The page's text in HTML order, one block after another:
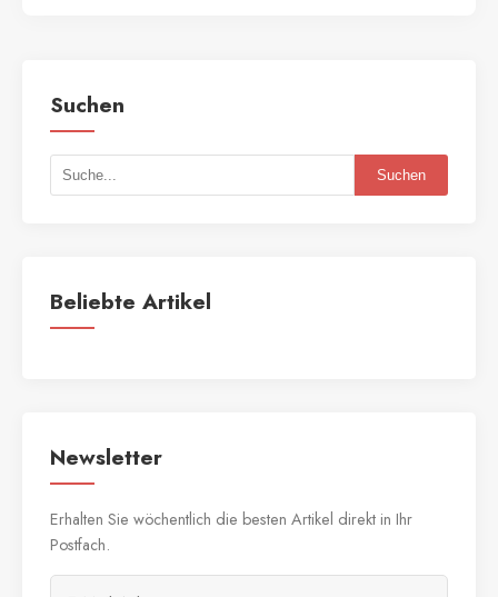
Suchen
Suchen
Beliebte Artikel
Newsletter
Erhalten Sie wöchentlich die besten Artikel direkt in Ihr
Postfach.